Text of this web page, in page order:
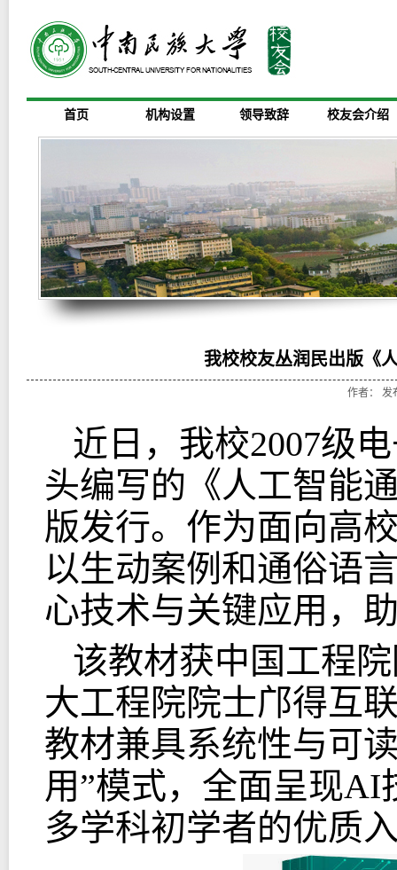
首页 机构设置 领导致辞 校友会介绍
我校校友丛润民出版《
作者： 发
近日，我校2007级
头编写的《人工智能
版发行。作为面向高
以生动案例和通俗语
心技术与关键应用，
该教材获中国工程
大工程院院士邝得互
教材兼具系统性与可
用”模式，全面呈现
多学科初学者的优质